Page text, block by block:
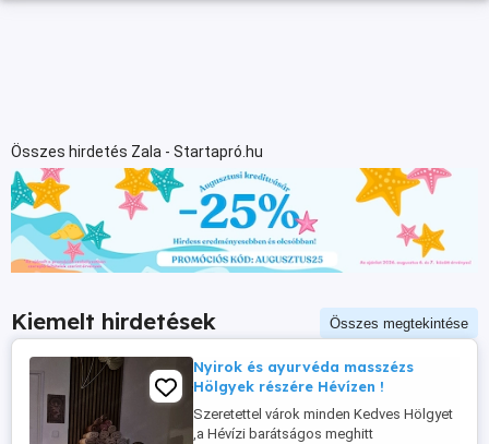
Összes hirdetés Zala - Startapró.hu
Kiemelt hirdetések Összes megtekintése
Nyirok és ayurvéda masszézs
Hölgyek részére Hévízen !
Szeretettel várok minden Kedves Hölgyet
,a Hévízi barátságos meghitt